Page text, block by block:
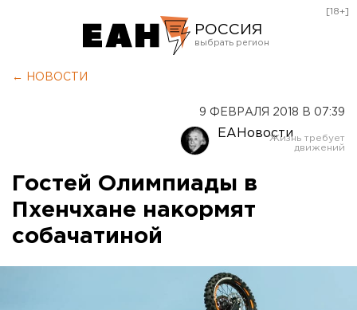
РОССИЯ
Оренбург
[18+]
← НОВОСТИ
9 ФЕВРАЛЯ 2018 В 07:39
ЕАНовости
Гостей Олимпиады в
Пхенчхане накормят
собачатиной